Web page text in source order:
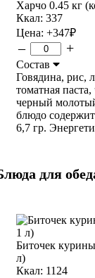
Харчо 0.45 кг
Ккал: 337
Цена: +347₽
– +
Состав
Говядина, рис,
томатная
черный
блюдо
6,7 гр.
для
Биточек
л)
Ккал: 1124